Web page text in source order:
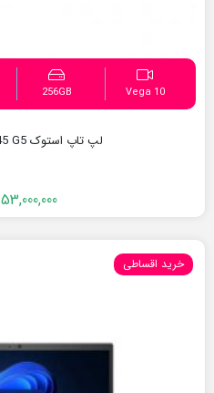
Vega 10
256GB
لپ تاپ استوک HP Elitebook 745 G5
53,000,000
خرید اقساطی